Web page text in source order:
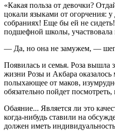
«Какая польза от девочки?
цокали языками от огорчения:
собраниях! Еще бы ей не
подшефной школы, участвовала
— Да, но она не замужем, —
Появилась и семья. Роза вышла
жизни Розы и Акбара оказалось
полыхающее от маков,
обязательно пойдет
Обаяние... Является ли это
когда-нибудь ставили на
должен иметь